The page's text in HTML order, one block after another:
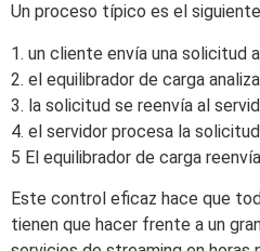
Un proceso típico es el
1. un cliente envía una solicitud
2. el equilibrador de carga
3. la solicitud se reenvía al
4. el servidor procesa la
5 El equilibrador de carga
Este control eficaz hace que
tienen que hacer frente a un